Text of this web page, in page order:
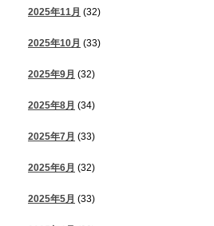
2025年11月 (32)
2025年10月 (33)
2025年9月 (32)
2025年8月 (34)
2025年7月 (33)
2025年6月 (32)
2025年5月 (33)